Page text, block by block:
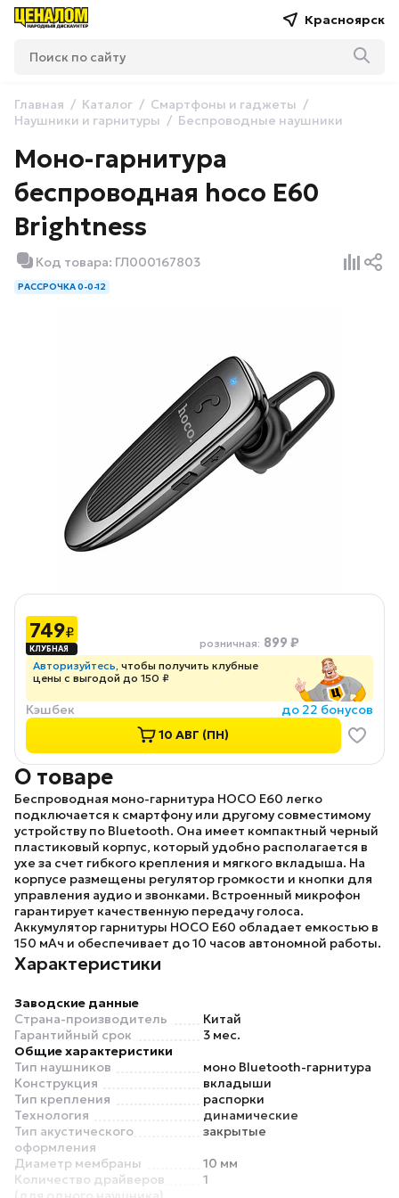
Красноярск
Главная Каталог
Смартфоны и гаджеты
Наушники и гарнитуры
Беспроводные наушники
Моно-гарнитура
беспроводная hoco E60
Brightness
Код товара: ГЛ000167803
РАССРОЧКА 0-0-12
749₽
розничная: 899 ₽
Авторизуйтесь, чтобы получить клубные
цены с выгодой до 150 ₽
Кэшбек
до 22 бонусов
10 АВГ (ПН)
О товаре
Беспроводная моно-гарнитура HOCO E60 легко
подключается к смартфону или другому совместимому
устройству по Bluetooth. Она имеет компактный черный
пластиковый корпус, который удобно располагается в
ухе за счет гибкого крепления и мягкого вкладыша. На
корпусе размещены регулятор громкости и кнопки для
управления аудио и звонками. Встроенный микрофон
гарантирует качественную передачу голоса.
Аккумулятор гарнитуры HOCO E60 обладает емкостью в
150 мАч и обеспечивает до 10 часов автономной работы.
Характеристики
Заводские данные
Страна-производитель
Китай
Гарантийный срок
3 мес.
Общие характеристики
Тип наушников
моно Bluetooth-гарнитура
Конструкция
вкладыши
Тип крепления
распорки
Технология
динамические
Тип акустического
оформления
закрытые
Диаметр мембраны
10 мм
Количество драйверов
1